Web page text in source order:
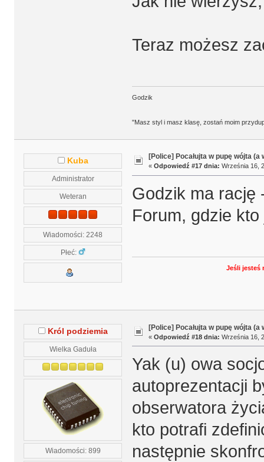
Teraz możesz
Godzik
"Masz styl i masz klasę, zostań moim
Kuba
Administrator
Weteran
Wiadomości: 2248
Płeć:
[Police] Pocałujta w pupę wójta (a
« Odpowiedź #17 dnia: Września 16,
Godzik ma rację
Forum, gdzie
Jeśli jesteś
Król podziemia
Wielka Gaduła
Wiadomości: 899
[Police] Pocałujta w pupę wójta (a
« Odpowiedź #18 dnia: Września 16,
Yak (u) owa
autoprezentacji
obserwatora
kto potrafi
następnie